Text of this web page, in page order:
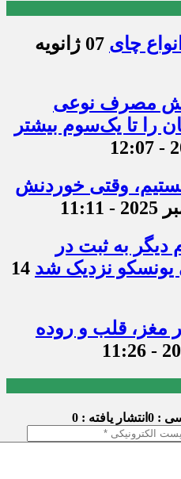
چای
07 ژانویه
مصرف نوعی
را تا یک‌سوم بیشتر
وقتی خوردنش
دیگر به ثبت در
نزدیک شد 14
مغز، قلب و روده
: 0 انتشار یافته : 0